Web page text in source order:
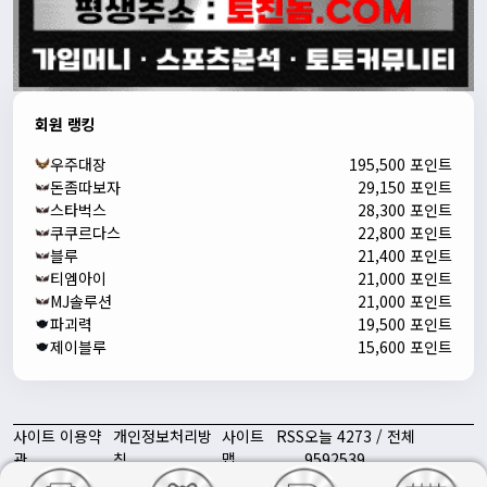
회원 랭킹
우주대장
195,500 포인트
돈좀따보자
29,150 포인트
스타벅스
28,300 포인트
쿠쿠르다스
22,800 포인트
블루
21,400 포인트
티엠아이
21,000 포인트
MJ솔루션
21,000 포인트
파괴력
19,500 포인트
제이블루
15,600 포인트
사이트 이용약
관
개인정보처리방
침
사이트
맵
RSS오늘 4273 / 전체
9592539
토친놈 | 스포츠 중계 · 스포츠 분석 대표 토토 커뮤니티 ⓒ All rights